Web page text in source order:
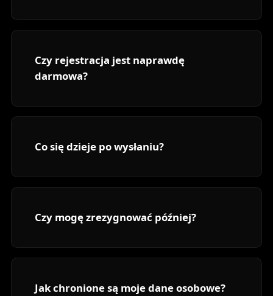
Czy rejestracja jest naprawdę
darmowa?
Co się dzieje po wysłaniu?
Czy mogę zrezygnować później?
Jak chronione są moje dane osobowe?